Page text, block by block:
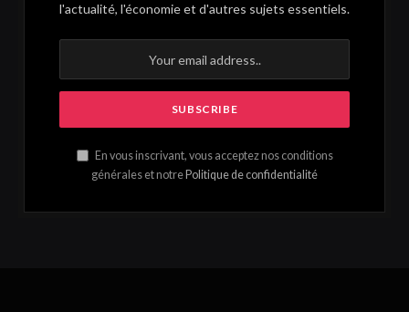
l'actualité, l'économie et d'autres sujets essentiels.
En vous inscrivant, vous acceptez nos conditions
générales et notre Politique de confidentialité